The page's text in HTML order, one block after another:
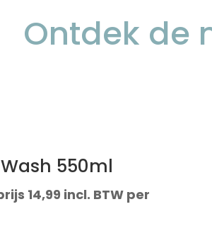
Ontdek de
550ml
14,99 incl. BTW per